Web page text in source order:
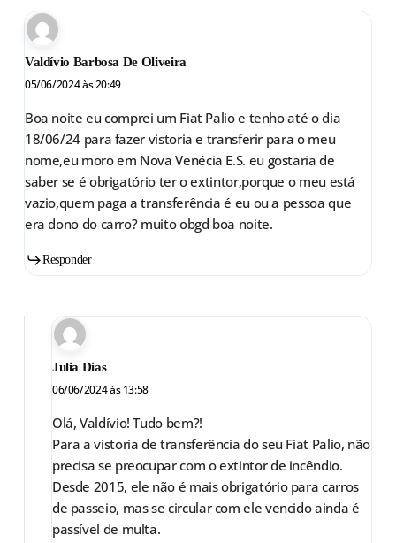
Valdívio Barbosa De Oliveira
05/06/2024 às 20:49
Boa noite eu comprei um Fiat Palio e tenho até o dia
18/06/24 para fazer vistoria e transferir para o meu
nome,eu moro em Nova Venécia E.S. eu gostaria de
saber se é obrigatório ter o extintor,porque o meu está
vazio,quem paga a transferência é eu ou a pessoa que
era dono do carro? muito obgd boa noite.
Responder
Julia Dias
06/06/2024 às 13:58
Olá, Valdívio! Tudo bem?!
Para a vistoria de transferência do seu Fiat Palio, não
precisa se preocupar com o extintor de incêndio.
Desde 2015, ele não é mais obrigatório para carros
de passeio, mas se circular com ele vencido ainda é
passível de multa.